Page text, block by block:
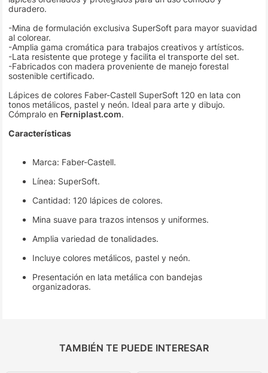
duradero.
-Mina de formulación exclusiva SuperSoft para mayor suavidad
al colorear.
-Amplia gama cromática para trabajos creativos y artísticos.
-Lata resistente que protege y facilita el transporte del set.
-Fabricados con madera proveniente de manejo forestal
sostenible certificado.
Lápices de colores Faber-Castell SuperSoft 120 en lata con
tonos metálicos, pastel y neón. Ideal para arte y dibujo.
Cómpralo en Ferniplast.com.
Características
Marca: Faber-Castell.
Línea: SuperSoft.
Cantidad: 120 lápices de colores.
Mina suave para trazos intensos y uniformes.
Amplia variedad de tonalidades.
Incluye colores metálicos, pastel y neón.
Presentación en lata metálica con bandejas
organizadoras.
TAMBIÉN TE PUEDE INTERESAR